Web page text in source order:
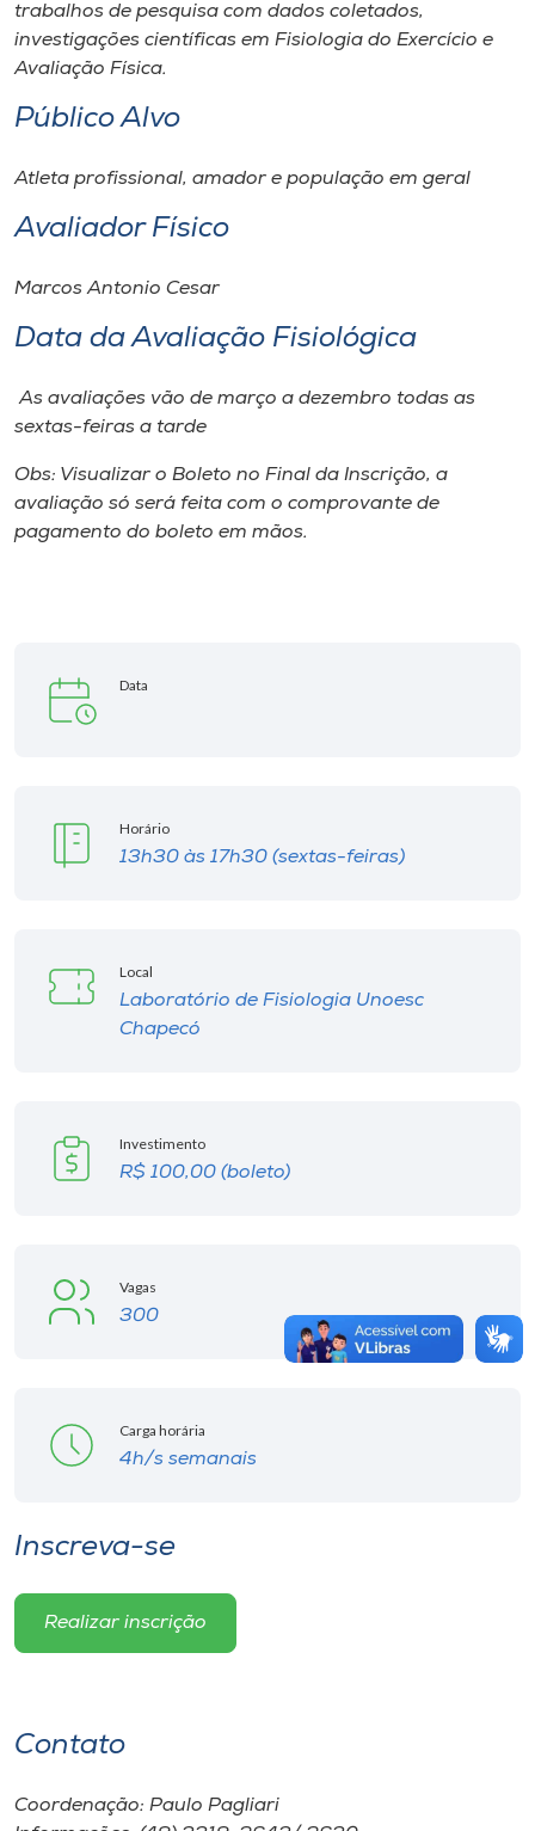
Biblioteca
Rádio
Museu
Store
o idioma
trabalhos de pesquisa com dados coletados,
investigações científicas em Fisiologia do Exercício e
Avaliação Física.
Público Alvo
Atleta profissional, amador e população em geral
Avaliador Físico
Marcos Antonio Cesar
Data da Avaliação Fisiológica
As avaliações vão de março a dezembro todas as
sextas-feiras a tarde
Obs: Visualizar o Boleto no Final da Inscrição, a
avaliação só será feita com o comprovante de
pagamento do boleto em mãos.
Data
Horário
13h30 às 17h30 (sextas-feiras)
Local
Laboratório de Fisiologia Unoesc
Chapecó
Investimento
R$ 100,00 (boleto)
Vagas
300
Carga horária
4h/s semanais
Inscreva-se
Realizar inscrição
Contato
Coordenação: Paulo Pagliari